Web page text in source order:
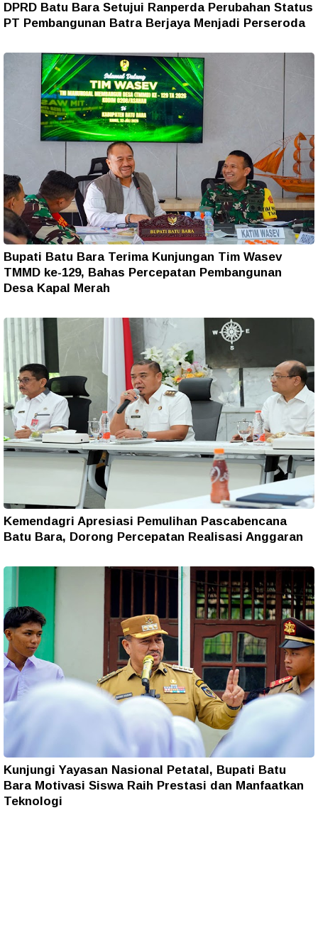
DPRD Batu Bara Setujui Ranperda Perubahan Status
PT Pembangunan Batra Berjaya Menjadi Perseroda
Bupati Batu Bara Terima Kunjungan Tim Wasev
TMMD ke-129, Bahas Percepatan Pembangunan
Desa Kapal Merah
Kemendagri Apresiasi Pemulihan Pascabencana
Batu Bara, Dorong Percepatan Realisasi Anggaran
Kunjungi Yayasan Nasional Petatal, Bupati Batu
Bara Motivasi Siswa Raih Prestasi dan Manfaatkan
Teknologi